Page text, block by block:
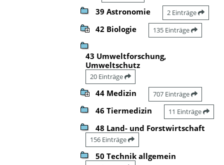
39 Astronomie 2 Einträge
42 Biologie 135 Einträge
43 Umweltforschung,
Umweltschutz
20 Einträge
44 Medizin 707 Einträge
46 Tiermedizin 11 Einträge
48 Land- und Forstwirtschaft
156 Einträge
50 Technik allgemein